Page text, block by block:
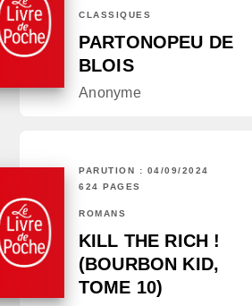
CLASSIQUES
PARTONOPEU DE
BLOIS
Anonyme
PARUTION : 04/09/2024
624 PAGES
ROMANS
KILL THE RICH !
(BOURBON KID,
TOME 10)